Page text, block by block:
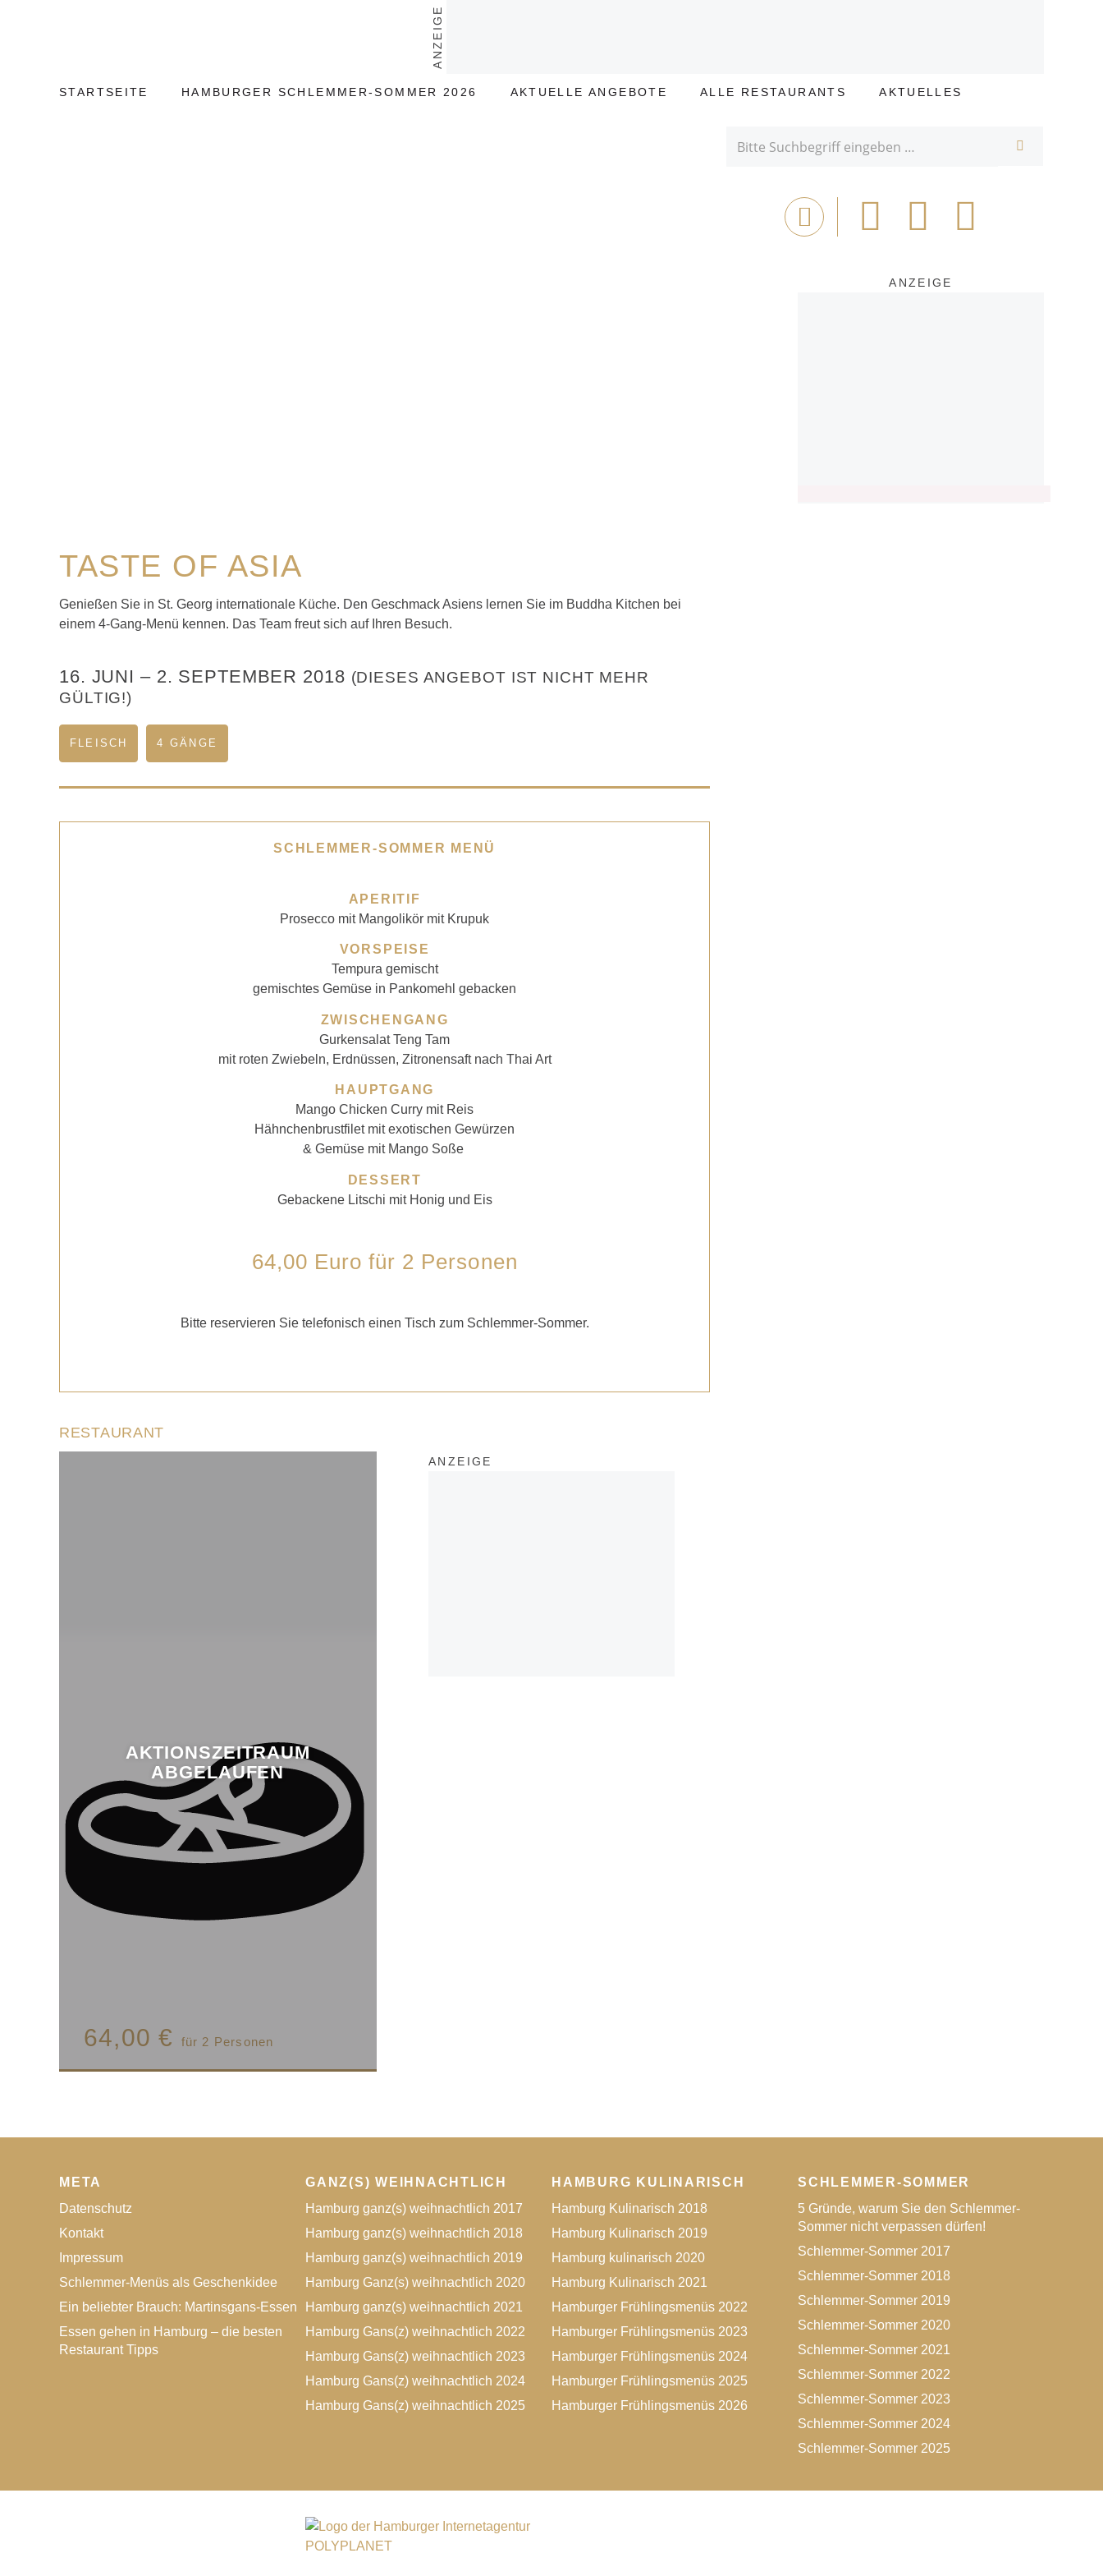
ANZEIGE
STARTSEITE HAMBURGER SCHLEMMER-SOMMER 2026 AKTUELLE ANGEBOTE ALLE RESTAURANTS AKTUELLES
TASTE OF ASIA
Genießen Sie in St. Georg internationale Küche. Den Geschmack Asiens lernen Sie im Buddha Kitchen bei
einem 4-Gang-Menü kennen. Das Team freut sich auf Ihren Besuch.
16. JUNI – 2. SEPTEMBER 2018 (DIESES ANGEBOT IST NICHT MEHR
GÜLTIG!)
FLEISCH 4 GÄNGE
SCHLEMMER-SOMMER MENÜ
APERITIF
Prosecco mit Mangolikör mit Krupuk
VORSPEISE
Tempura gemischt
gemischtes Gemüse in Pankomehl gebacken
ZWISCHENGANG
Gurkensalat Teng Tam
mit roten Zwiebeln, Erdnüssen, Zitronensaft nach Thai Art
HAUPTGANG
Mango Chicken Curry mit Reis
Hähnchenbrustfilet mit exotischen Gewürzen
& Gemüse mit Mango Soße
DESSERT
Gebackene Litschi mit Honig und Eis
64,00 Euro für 2 Personen
Bitte reservieren Sie telefonisch einen Tisch zum Schlemmer-Sommer.
RESTAURANT
64,00 € für 2 Personen
AKTIONSZEITRAUM
ABGELAUFEN
ANZEIGE
Drucken
Bei
Facebook
teilen
Tweet
ANZEIGE
META
Datenschutz
Kontakt
Impressum
Schlemmer-Menüs als Geschenkidee
Ein beliebter Brauch: Martinsgans-Essen
Essen gehen in Hamburg – die besten
Restaurant Tipps
GANZ(S) WEIHNACHTLICH
Hamburg ganz(s) weihnachtlich 2017
Hamburg ganz(s) weihnachtlich 2018
Hamburg ganz(s) weihnachtlich 2019
Hamburg Ganz(s) weihnachtlich 2020
Hamburg ganz(s) weihnachtlich 2021
Hamburg Gans(z) weihnachtlich 2022
Hamburg Gans(z) weihnachtlich 2023
Hamburg Gans(z) weihnachtlich 2024
Hamburg Gans(z) weihnachtlich 2025
HAMBURG KULINARISCH
Hamburg Kulinarisch 2018
Hamburg Kulinarisch 2019
Hamburg kulinarisch 2020
Hamburg Kulinarisch 2021
Hamburger Frühlingsmenüs 2022
Hamburger Frühlingsmenüs 2023
Hamburger Frühlingsmenüs 2024
Hamburger Frühlingsmenüs 2025
Hamburger Frühlingsmenüs 2026
SCHLEMMER-SOMMER
5 Gründe, warum Sie den Schlemmer-
Sommer nicht verpassen dürfen!
Schlemmer-Sommer 2017
Schlemmer-Sommer 2018
Schlemmer-Sommer 2019
Schlemmer-Sommer 2020
Schlemmer-Sommer 2021
Schlemmer-Sommer 2022
Schlemmer-Sommer 2023
Schlemmer-Sommer 2024
Schlemmer-Sommer 2025